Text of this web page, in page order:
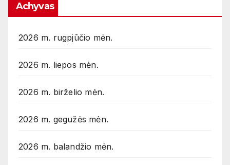
Achyvas
2026 m. rugpjūčio mėn.
2026 m. liepos mėn.
2026 m. birželio mėn.
2026 m. gegužės mėn.
2026 m. balandžio mėn.